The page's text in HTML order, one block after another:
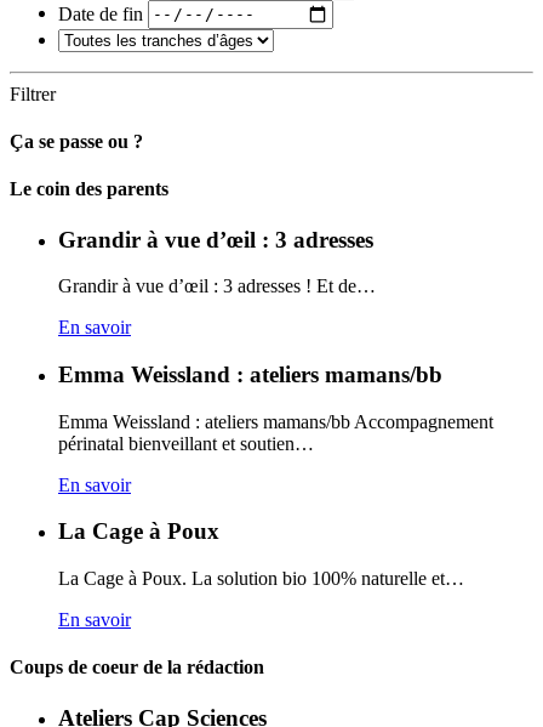
Date de fin
Filtrer
Ça se passe ou ?
Carto
Le coin des parents
Grandir à vue d’œil : 3 adresses
Grandir à vue d’œil : 3 adresses ! Et de…
En savoir
Emma Weissland : ateliers mamans/bb
Emma Weissland : ateliers mamans/bb Accompagnement
périnatal bienveillant et soutien…
En savoir
La Cage à Poux
La Cage à Poux. La solution bio 100% naturelle et…
En savoir
Coups de coeur de la rédaction
Ateliers Cap Sciences